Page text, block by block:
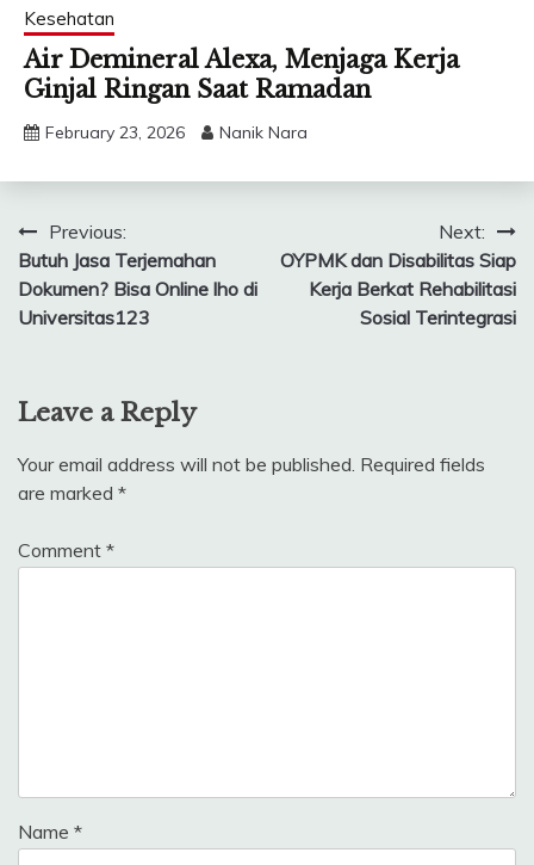
Kesehatan
Air Demineral Alexa, Menjaga Kerja
Ginjal Ringan Saat Ramadan
February 23, 2026 Nanik Nara
Post
navigation
Previous:
Butuh Jasa Terjemahan
Dokumen? Bisa Online lho di
Universitas123
Next:
OYPMK dan Disabilitas Siap
Kerja Berkat Rehabilitasi
Sosial Terintegrasi
Leave a Reply
Your email address will not be published. Required fields
are marked *
Comment *
Name *